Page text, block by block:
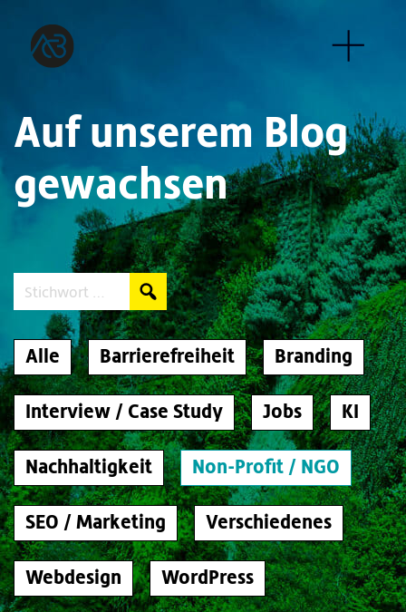
Auf unserem Blog
gewachsen
Search:
Alle Barrierefreiheit Branding
Interview / Case Study Jobs KI
Nachhaltigkeit Non-Profit / NGO
SEO / Marketing Verschiedenes
Webdesign WordPress